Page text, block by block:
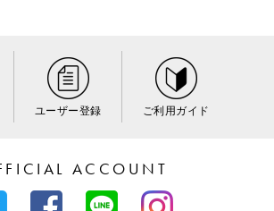
ユーザー登録 ご利用ガイド
ACCOUNT